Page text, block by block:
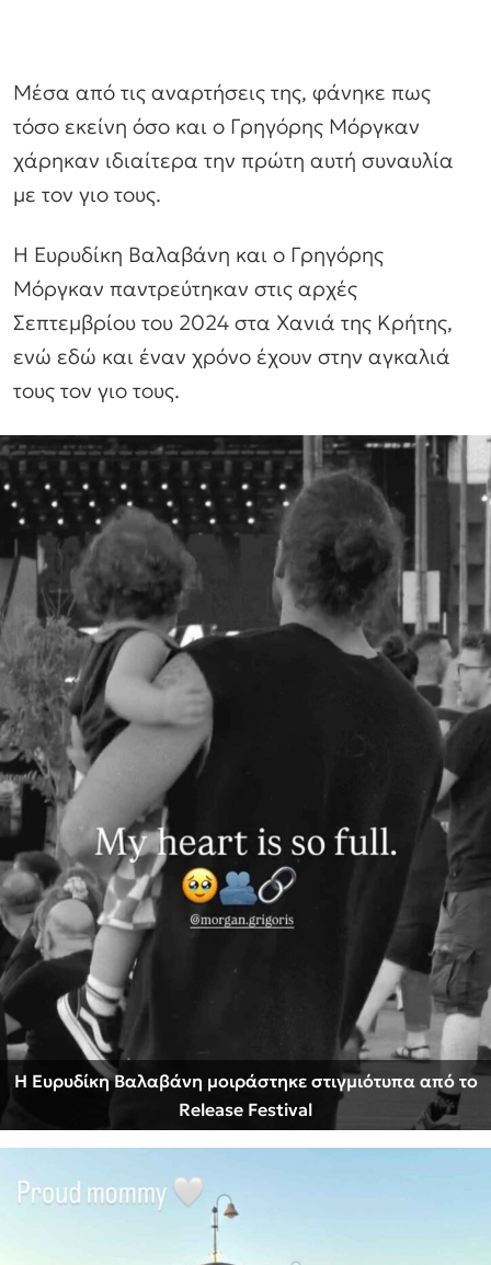
Μέσα από τις αναρτήσεις της, φάνηκε πως
τόσο εκείνη όσο και ο Γρηγόρης Μόργκαν
χάρηκαν ιδιαίτερα την πρώτη αυτή συναυλία
με τον γιο τους.
Η Ευρυδίκη Βαλαβάνη και ο Γρηγόρης
Μόργκαν παντρεύτηκαν στις αρχές
Σεπτεμβρίου του 2024 στα Χανιά της Κρήτης,
ενώ εδώ και έναν χρόνο έχουν στην αγκαλιά
τους τον γιο τους.
Η Ευρυδίκη Βαλαβάνη μοιράστηκε στιγμιότυπα από το
Release Festival